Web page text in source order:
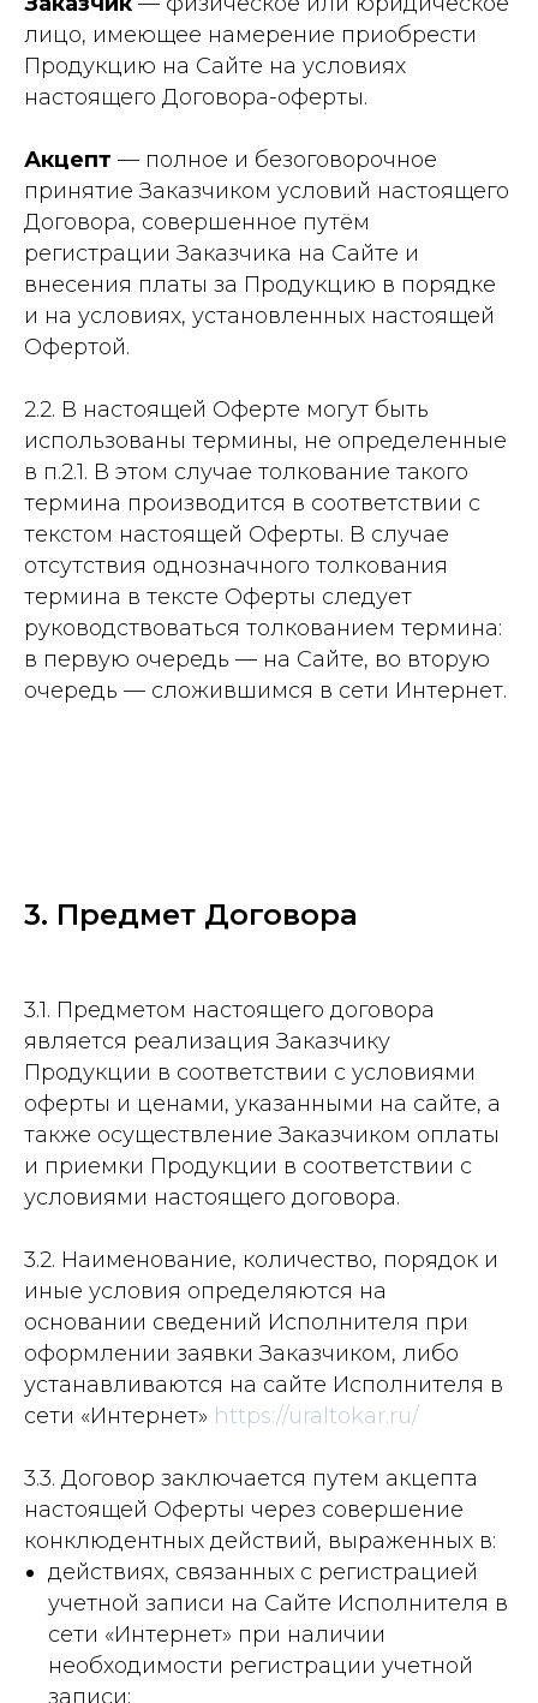
лицо, имеющее намерение приобрести
Продукцию на Сайте на условиях
настоящего Договора-оферты.
Акцепт — полное и безоговорочное
принятие Заказчиком условий настоящего
Договора, совершенное путём
регистрации Заказчика на Сайте и
внесения платы за Продукцию в порядке
и на условиях, установленных настоящей
Офертой.
2.2. В настоящей Оферте могут быть
использованы термины, не определенные
в п.2.1. В этом случае толкование такого
термина производится в соответствии с
текстом настоящей Оферты. В случае
отсутствия однозначного толкования
термина в тексте Оферты следует
руководствоваться толкованием термина:
в первую очередь — на Сайте, во вторую
очередь — сложившимся в сети Интернет.
3. Предмет Договора
3.1. Предметом настоящего договора
является реализация Заказчику
Продукции в соответствии с условиями
оферты и ценами, указанными на сайте, а
также осуществление Заказчиком оплаты
и приемки Продукции в соответствии с
условиями настоящего договора.
3.2. Наименование, количество, порядок и
иные условия определяются на
основании сведений Исполнителя при
оформлении заявки Заказчиком, либо
устанавливаются на сайте Исполнителя в
сети «Интернет» https://uraltokar.ru/
3.3. Договор заключается путем акцепта
настоящей Оферты через совершение
конклюдентных действий, выраженных в:
действиях, связанных с регистрацией
учетной записи на Сайте Исполнителя в
сети «Интернет» при наличии
необходимости регистрации учетной
записи;